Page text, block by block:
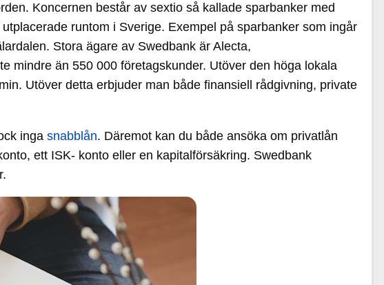
Koncernen består av sextio så kallade sparbanker med
runtom i Sverige. Exempel på sparbanker som ingår
Stora ägare av Swedbank är Alecta,
mindre än 550 000 företagskunder. Utöver den höga lokala
Utöver detta erbjuder man både finansiell rådgivning, private
inga snabblån. Däremot kan du både ansöka om privatlån
ett ISK- konto eller en kapitalförsäkring. Swedbank